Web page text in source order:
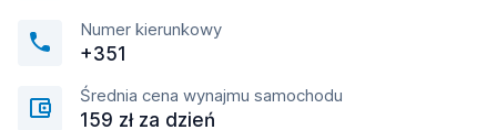
Numer kierunkowy
+351
Średnia cena wynajmu samochodu
159 zł za dzień